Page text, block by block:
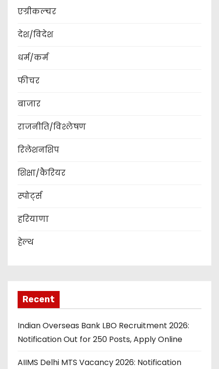
एग्रीकल्चर
देश/विदेश
धर्म/कर्म
फीचर
बाजार
राजनीति/विश्लेषण
रिलेशनशिप
शिक्षा/कैरियर
स्पोर्ट्स
हरियाणा
हेल्थ
Recent
Indian Overseas Bank LBO Recruitment 2026:
Notification Out for 250 Posts, Apply Online
AIIMS Delhi MTS Vacancy 2026: Notification